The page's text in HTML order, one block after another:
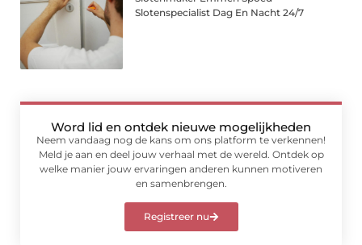
Slotenspecialist Dag En Nacht 24/7
Word lid en ontdek nieuwe mogelijkheden
Neem vandaag nog de kans om ons platform te verkennen!
Meld je aan en deel jouw verhaal met de wereld. Ontdek op
welke manier jouw ervaringen anderen kunnen motiveren
en samenbrengen.
Registreer nu